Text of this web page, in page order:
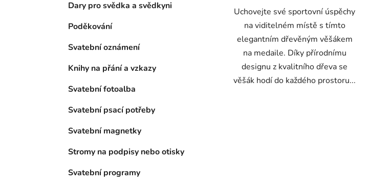
Dary pro svědka a svědkyni
Poděkování
Svatební oznámení
Knihy na přání a vzkazy
Svatební fotoalba
Svatební psací potřeby
Svatební magnetky
Stromy na podpisy nebo otisky
Svatební programy
Uchovejte své sportovní úspěchy
na viditelném místě s tímto
elegantním dřevěným věšákem
na medaile. Díky přírodnímu
designu z kvalitního dřeva se
věšák hodí do každého prostoru...